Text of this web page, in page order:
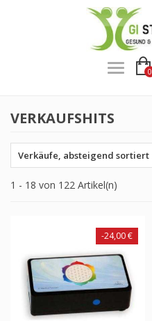
0
VERKAUFSHITS
Verkäufe, absteigend sortiert
1 - 18 von 122 Artikel(n)
-24,00 €